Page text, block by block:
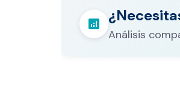
legales que
inmueble.
analytics
Análisis